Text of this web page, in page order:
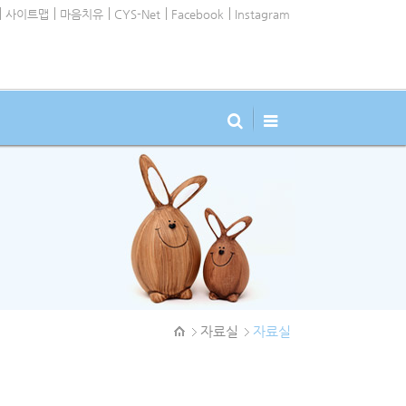
사이트맵 마음치유 CYS-Net Facebook Instagram
자료실 자료실